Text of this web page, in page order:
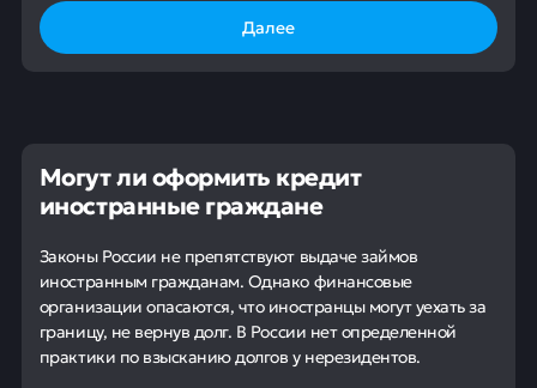
Далее
Могут ли оформить кредит
иностранные граждане
Законы России не препятствуют выдаче займов
иностранным гражданам. Однако финансовые
организации опасаются, что иностранцы могут уехать за
границу, не вернув долг. В России нет определенной
практики по взысканию долгов у нерезидентов.